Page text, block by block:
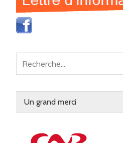
Un grand merci